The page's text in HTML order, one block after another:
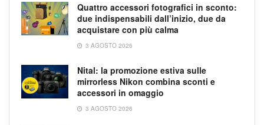
Quattro accessori fotografici in sconto:
due indispensabili dall’inizio, due da
acquistare con più calma
3 AGOSTO 2026
Nital: la promozione estiva sulle
mirrorless Nikon combina sconti e
accessori in omaggio
3 AGOSTO 2026